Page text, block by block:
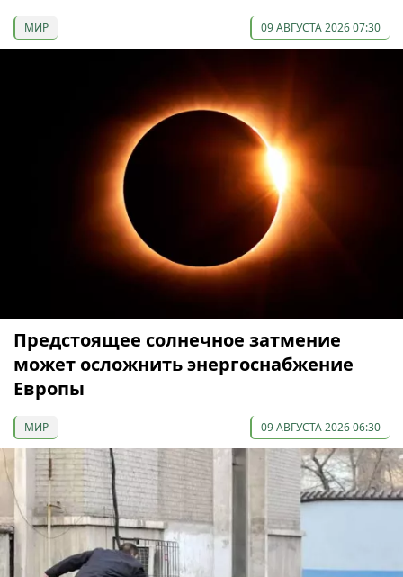
МИР 09 АВГУСТА 2026 07:30
Предстоящее солнечное затмение
может осложнить энергоснабжение
Европы
МИР 09 АВГУСТА 2026 06:30